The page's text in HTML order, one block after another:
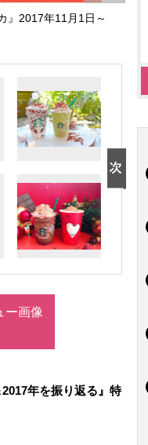
』2017年11月1日～
ー画像
年を振り返る』特